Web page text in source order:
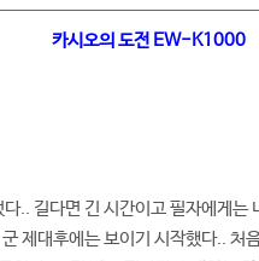
카시오의 도전 EW-K1000
.. 길다면 긴 시간이고 필자에게는
제대후에는 보이기 시작했다..